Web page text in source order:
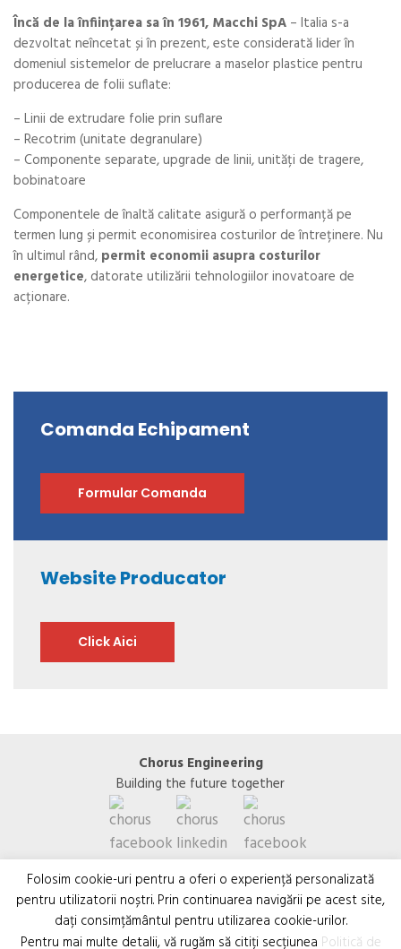
Încă de la înființarea sa în 1961, Macchi SpA – Italia s-a
dezvoltat neîncetat și în prezent, este considerată lider în
domeniul sistemelor de prelucrare a maselor plastice pentru
producerea de folii suflate:
– Linii de extrudare folie prin suflare
– Recotrim (unitate degranulare)
– Componente separate, upgrade de linii, unități de tragere,
bobinatoare
Componentele de înaltă calitate asigură o performanță pe
termen lung și permit economisirea costurilor de întreținere. Nu
în ultimul rând, permit economii asupra costurilor
energetice, datorate utilizării tehnologiilor inovatoare de
acționare.
Comanda Echipament
Formular Comanda
Website Producator
Click Aici
Chorus Engineering
Building the future together
Folosim cookie-uri pentru a oferi o experiență personalizată
pentru utilizatorii noștri. Prin continuarea navigării pe acest site,
dați consimțământul pentru utilizarea cookie-urilor.
Pentru mai multe detalii, vă rugăm să citiți secțiunea Politică de